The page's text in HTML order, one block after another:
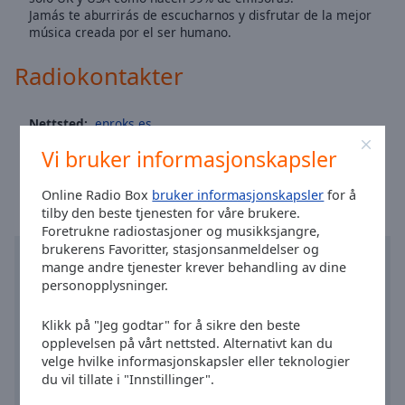
Vi bruker informasjonskapsler
Online Radio Box bruker informasjonskapsler for å
tilby den beste tjenesten for våre brukere.
Foretrukne radiostasjoner og musikksjangre,
brukerens Favoritter, stasjonsanmeldelser og
mange andre tjenester krever behandling av dine
personopplysninger.
Klikk på "Jeg godtar" for å sikre den beste
opplevelsen på vårt nettsted. Alternativt kan du
velge hvilke informasjonskapsler eller teknologier
du vil tillate i "Innstillinger".
Area
Background
Family
Jamás te aburrirás de escucharnos y disfrutar de la mejor
música creada por el ser humano.
Radiokontakter
Nettsted: enroks.es
Tid i Valencia:13:29,08.07.2026